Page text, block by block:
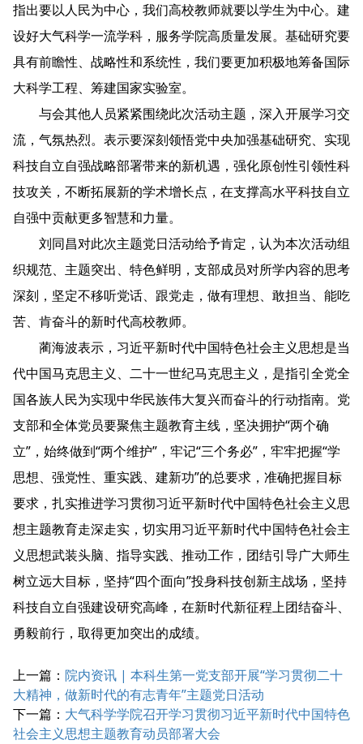
指出要以人民为中心，我们高校教师就要以学生为中心。建
设好大气科学一流学科，服务学院高质量发展。基础研究要
具有前瞻性、战略性和系统性，我们要更加积极地筹备国际
大科学工程、筹建国家实验室。
与会其他人员紧紧围绕此次活动主题，深入开展学习交
流，气氛热烈。表示要深刻领悟党中央加强基础研究、实现
科技自立自强战略部署带来的新机遇，强化原创性引领性科
技攻关，不断拓展新的学术增长点，在支撑高水平科技自立
自强中贡献更多智慧和力量。
刘同昌对此次主题党日活动给予肯定，认为本次活动组
织规范、主题突出、特色鲜明，支部成员对所学内容的思考
深刻，坚定不移听党话、跟党走，做有理想、敢担当、能吃
苦、肯奋斗的新时代高校教师。
蔺海波表示，习近平新时代中国特色社会主义思想是当
代中国马克思主义、二十一世纪马克思主义，是指引全党全
国各族人民为实现中华民族伟大复兴而奋斗的行动指南。党
支部和全体党员要聚焦主题教育主线，坚决拥护“两个确
立”，始终做到“两个维护”，牢记“三个务必”，牢牢把握“学
思想、强党性、重实践、建新功”的总要求，准确把握目标
要求，扎实推进学习贯彻习近平新时代中国特色社会主义思
想主题教育走深走实，切实用习近平新时代中国特色社会主
义思想武装头脑、指导实践、推动工作，团结引导广大师生
树立远大目标，坚持“四个面向”投身科技创新主战场，坚持
科技自立自强建设研究高峰，在新时代新征程上团结奋斗、
勇毅前行，取得更加突出的成绩。
上一篇： 院内资讯 | 本科生第一党支部开展“学习贯彻二十
大精神，做新时代的有志青年”主题党日活动
下一篇： 大气科学学院召开学习贯彻习近平新时代中国特色
社会主义思想主题教育动员部署大会